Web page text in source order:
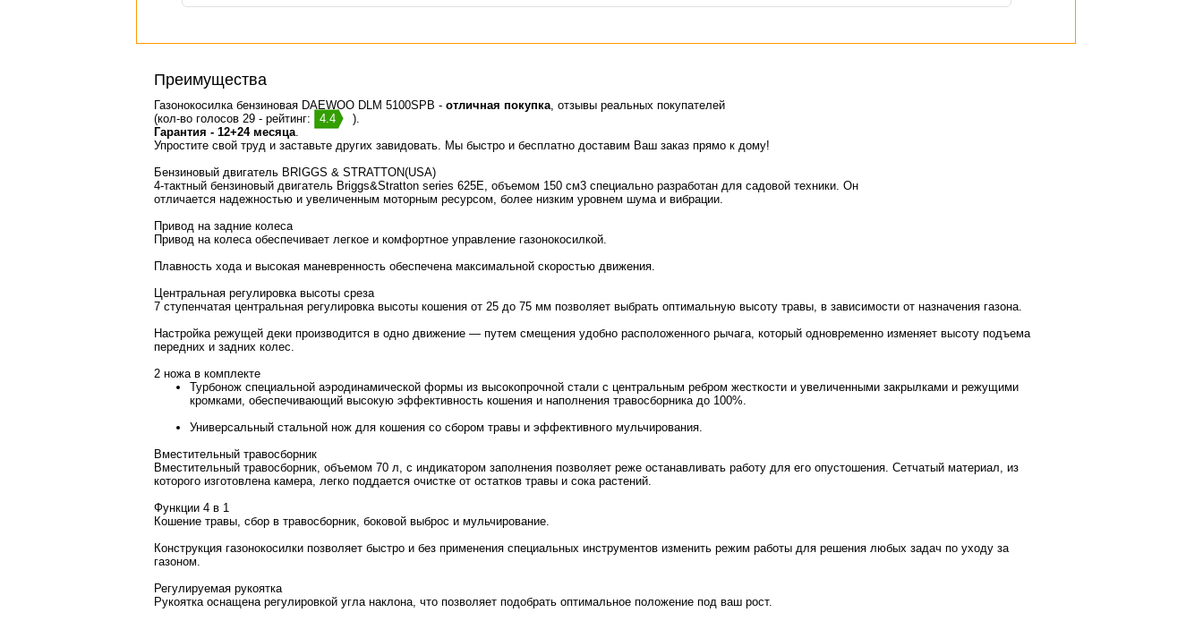
Преимущества
Газонокосилка бензиновая DAEWOO DLM 5100SPB - отличная покупка, отзывы реальных покупателей
(кол-во голосов 29 - рейтинг:
4.4
).
Гарантия - 12+24 месяца.
Упростите свой труд и заставьте других завидовать. Мы быстро и бесплатно доставим Ваш заказ прямо к дому!
Бензиновый двигатель BRIGGS & STRATTON(USA)
4-тактный бензиновый двигатель Briggs&Stratton series 625E, объемом 150 см3 специально разработан для садовой техники. Он
отличается надежностью и увеличенным моторным ресурсом, более низким уровнем шумаи вибрации.
Привод на задние колеса
Привод на колеса обеспечивает легкое и комфортное управление газонокосилкой.
Плавность хода и высокая маневренность обеспечена максимальной скоростью движения.
Центральная регулировка высоты среза
7 ступенчатая центральная регулировка высоты кошения от 25 до 75 мм позволяет выбрать оптимальную высоту травы, в зависимости от назначения газона.
Настройка режущей деки производится в одно движение — путем смещения удобно расположенного рычага, который одновременно изменяет высоту подъема
передних и задних колес.
2 ножа в комплекте
Турбонож специальной аэродинамической формы из высокопрочной стали с центральным ребром жесткости и увеличенными закрылками и режущими
кромками, обеспечивающий высокую эффективность кошения и наполнения травосборника до 100%.
Универсальный стальной нож для кошения со сбором травы и эффективного мульчирования.
Вместительный травосборник
Вместительный травосборник, объемом 70 л, с индикатором заполнения позволяет реже останавливать работу для его опустошения. Сетчатый материал, из
которого изготовлена камера, легко поддается очистке от остатков травы и сока растений.
Функции 4 в 1
Кошение травы, сбор в травосборник, боковой выброс и мульчирование.
Конструкция газонокосилки позволяет быстро и без применения специальных инструментов изменить режим работы для решения любых задач по уходу за
газоном.
Регулируемая рукоятка
Рукоятка оснащена регулировкой угла наклона, что позволяет подобрать оптимальное положение под ваш рост.